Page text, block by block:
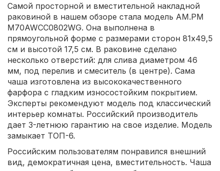
Самой просторной и вместительной накладной
раковиной в нашем обзоре стала модель AM.PM
M70AWCC0802WG. Она выполнена в
прямоугольной форме с размерами сторон 81х49,5
см и высотой 17,5 см. В раковине сделано
несколько отверстий: для слива диаметром 46
мм, под перелив и смеситель (в центре). Сама
чаша изготовлена из высококачественного
фарфора с гладким износостойким покрытием.
Эксперты рекомендуют модель под классический
интерьер комнаты. Российский производитель
дает 3-летнюю гарантию на свое изделие. Модель
замыкает ТОП-6.
Российским пользователям понравился внешний
вид, демократичная цена, вместительность. Чаша